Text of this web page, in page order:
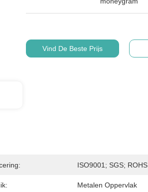
Vind De Beste Prijs
ISO9001; SGS; ROHS
Metalen Oppervlak